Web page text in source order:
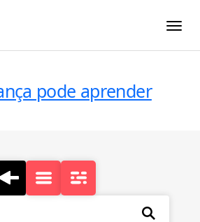
pode aprender